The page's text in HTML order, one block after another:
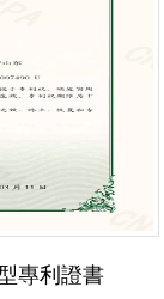
專利證書